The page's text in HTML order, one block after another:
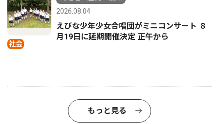
社会
2026.08.04
えびな少年少女合唱団がミニコンサート ８
月19日に延期開催決定 正午から
もっと見る